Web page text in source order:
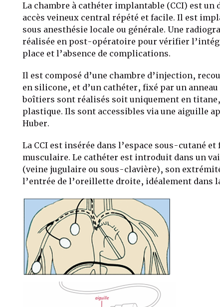
La chambre à cathéter implantable (CCI) est
accès veineux central répété et facile. Il est
sous anesthésie locale ou générale. Une
réalisée en post-opératoire pour vérifier
place et l’absence de complications.
Il est composé d’une chambre d’injection,
en silicone, et d’un cathéter, fixé par un
boîtiers sont réalisés soit uniquement en
plastique. Ils sont accessibles via une aiguille
Huber.
La CCI est insérée dans l’espace sous-cutané
musculaire. Le cathéter est introduit dans un
(veine jugulaire ou sous-clavière), son
l’entrée de l’oreillette droite, idéalement dans